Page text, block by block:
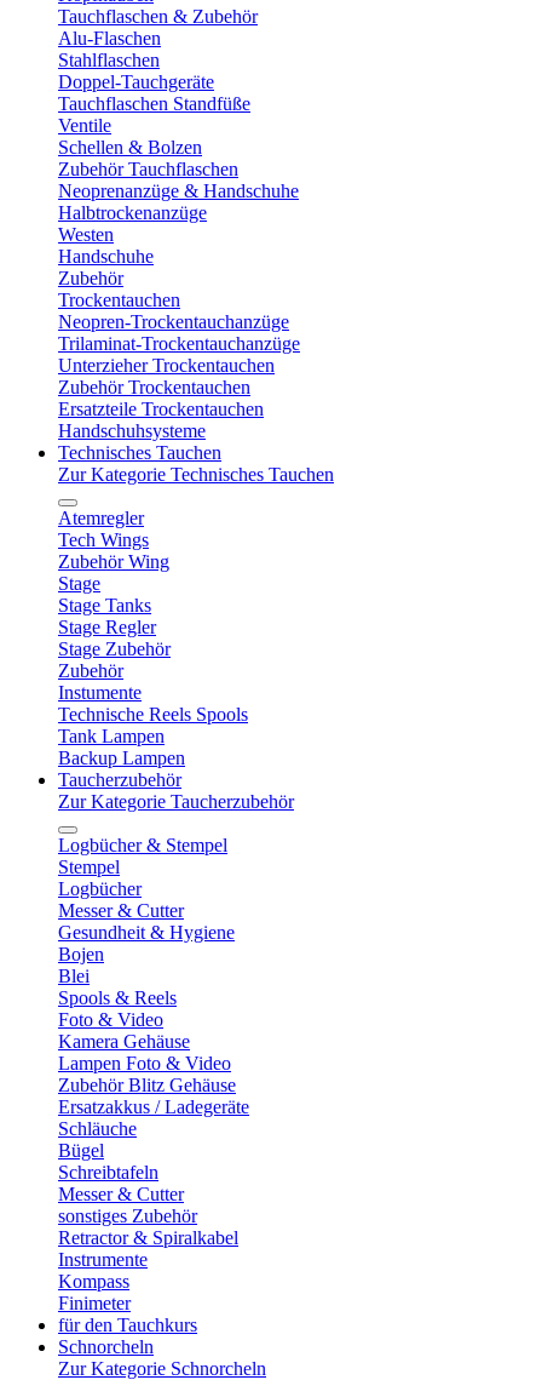
Tauchflaschen & Zubehör
Alu-Flaschen
Stahlflaschen
Doppel-Tauchgeräte
Tauchflaschen Standfüße
Ventile
Schellen & Bolzen
Zubehör Tauchflaschen
Neoprenanzüge & Handschuhe
Halbtrockenanzüge
Westen
Handschuhe
Zubehör
Trockentauchen
Neopren-Trockentauchanzüge
Trilaminat-Trockentauchanzüge
Unterzieher Trockentauchen
Zubehör Trockentauchen
Ersatzteile Trockentauchen
Handschuhsysteme
Technisches Tauchen
Zur Kategorie Technisches Tauchen
Atemregler
Tech Wings
Zubehör Wing
Stage
Stage Tanks
Stage Regler
Stage Zubehör
Zubehör
Instumente
Technische Reels Spools
Tank Lampen
Backup Lampen
Taucherzubehör
Zur Kategorie Taucherzubehör
Logbücher & Stempel
Stempel
Logbücher
Messer & Cutter
Gesundheit & Hygiene
Bojen
Blei
Spools & Reels
Foto & Video
Kamera Gehäuse
Lampen Foto & Video
Zubehör Blitz Gehäuse
Ersatzakkus / Ladegeräte
Schläuche
Bügel
Schreibtafeln
Messer & Cutter
sonstiges Zubehör
Retractor & Spiralkabel
Instrumente
Kompass
Finimeter
für den Tauchkurs
Schnorcheln
Zur Kategorie Schnorcheln